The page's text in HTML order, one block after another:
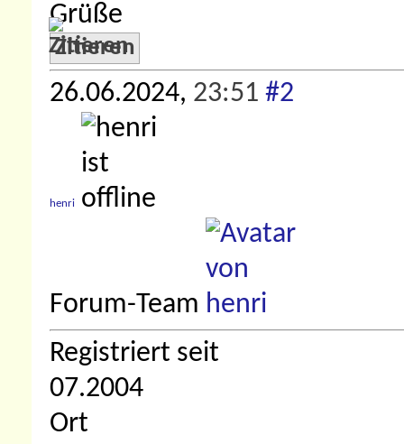
Grüße
Zitieren
26.06.2024, 23:51 #2
henri
Forum-Team
Registriert seit
07.2004
Ort